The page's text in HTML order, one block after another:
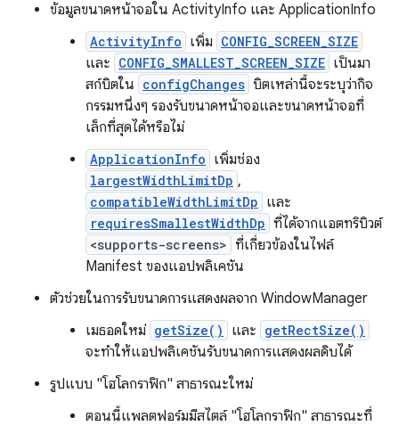
ข้อมูลขนาดหน้าจอใน ActivityInfo และ ApplicationInfo
ActivityInfo เพิ่ม CONFIG_SCREEN_SIZE
และ CONFIG_SMALLEST_SCREEN_SIZE เป็นมา
สก์บิตใน configChanges บิตเหล่านี้จะระบุว่ากิจ
กรรมหนึ่งๆ รองรับขนาดหน้าจอและขนาดหน้าจอที่
เล็กที่สุดได้หรือไม่
ApplicationInfo เพิ่มช่อง
largestWidthLimitDp ,
compatibleWidthLimitDp และ
requiresSmallestWidthDp ที่ได้จากแอตทริบิวต์
<supports-screens> ที่เกี่ยวข้องในไฟล์
Manifest ของแอปพลิเคชัน
ตัวช่วยในการรับขนาดการแสดงผลจาก WindowManager
เมธอดใหม่ getSize() และ getRectSize()
จะทำให้แอปพลิเคชันรับขนาดการแสดงผลดิบได้
รูปแบบ "โฮโลกราฟิก" สาธารณะใหม่
ตอนนี้แพลตฟอร์มมีสไตล์ "โฮโลกราฟิก" สาธารณะที่